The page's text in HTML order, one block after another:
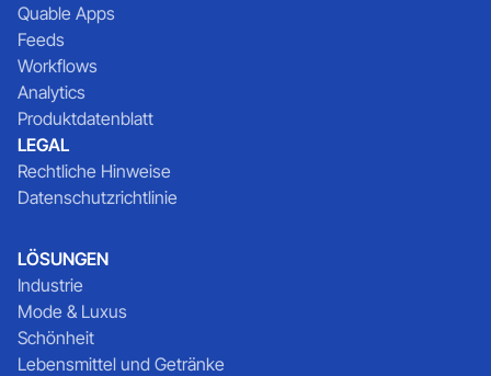
Quable Apps
Feeds
Workflows
Analytics
Produktdatenblatt
LEGAL
Rechtliche Hinweise
Datenschutzrichtlinie
LÖSUNGEN
Industrie
Mode & Luxus
Schönheit
Lebensmittel und Getränke